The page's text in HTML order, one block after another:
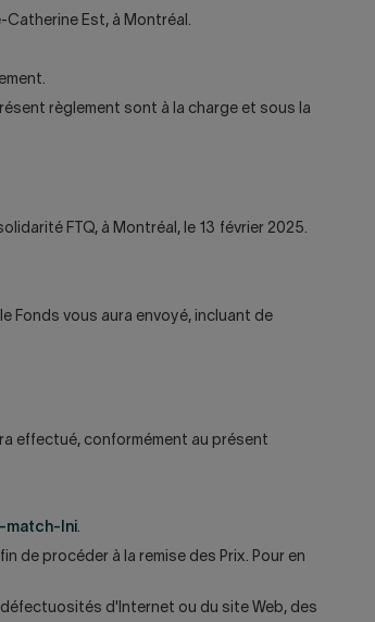
Catherine Est, à Montréal.
règlement sont à la charge et sous la
FTQ, à Montréal, le 13 février 2025.
Fonds vous aura envoyé, incluant de
effectué, conformément au présent
match-lni.
de procéder à la remise des Prix. Pour en
d'Internet ou du site Web, des